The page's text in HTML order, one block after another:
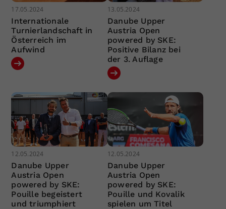
17.05.2024
Internationale
Turnierlandschaft in
Österreich im
Aufwind
13.05.2024
Danube Upper
Austria Open
powered by SKE:
Positive Bilanz bei
der 3. Auflage
12.05.2024
Danube Upper
Austria Open
powered by SKE:
Pouille begeistert
und triumphiert
12.05.2024
Danube Upper
Austria Open
powered by SKE:
Pouille und Kovalik
spielen um Titel